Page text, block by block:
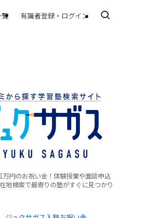
覧 有識者登録・ログイン
万円のお祝い金！体験授業や面談申込
地検索で最寄りの塾がすぐに見つかり